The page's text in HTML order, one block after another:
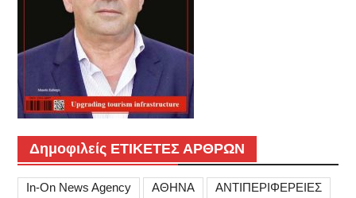
Δημοφιλείς ΕΤΙΚΕΤΕΣ ΑΡΘΡΩΝ
In-On News Agency ΑΘΗΝΑ
ΑΝΤΙΠΕΡΙΦΕΡΕΙΕΣ